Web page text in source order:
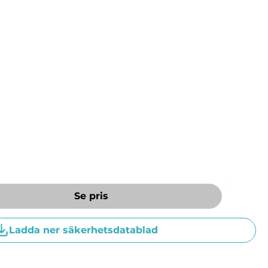
Ladda ner säkerhetsdatablad
Se pris